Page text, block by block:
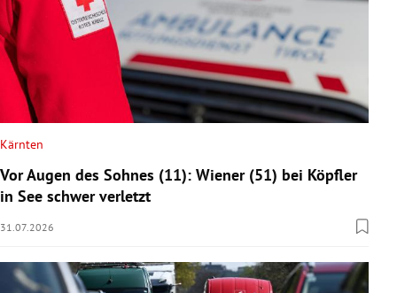
Kärnten
Vor Augen des Sohnes (11): Wiener (51) bei Köpfler
in See schwer verletzt
31.07.2026